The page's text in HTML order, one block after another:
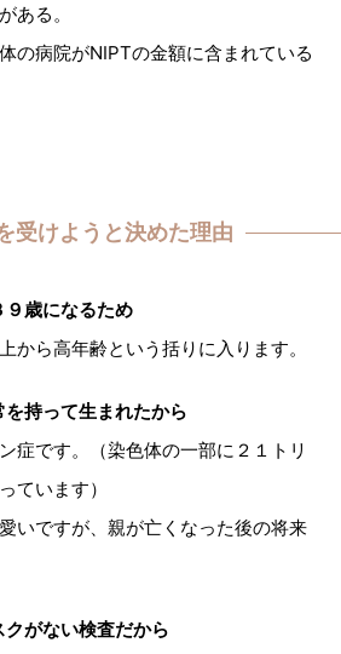
ある。
の病院がNIPTの金額に含まれている
受けようと決めた理由
歳になるため
から高年齢という括りに入ります。
持って生まれたから
症です。（染色体の一部に２１トリ
ています）
いですが、親が亡くなった後の将来
がない検査だから